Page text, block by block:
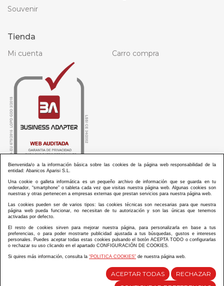
Souvenir
Tienda
Mi cuenta Carro compra
ABANICOS APARISI S.L. ha recibido por parte de La Generalitat Valenciana, la cantidad de
100.000 € en apoyo al proyecto HISOLV/2021/3933/46 del PLAN EMPRESARIAL “PLAN RESISITIR
ABANICOS APARISI S.L. ha recibido por parte de La Generalitat Valenciana, la cantidad de 7.000
€ en apoyo al proyecto CMARTE/2021/265/46 del PLAN AYUDAS DIRECTAS ARTESANIA “CMARTE”.
Diseño y desarrollo web Im3diA comunicación
Bienvenida/o a la información básica sobre las cookies de la página web responsabilidad de la
entidad: Abanicos Aparisi S.L.
Una cookie o galleta informática es un pequeño archivo de información que se guarda en tu
ordenador, “smartphone” o tableta cada vez que visitas nuestra página web. Algunas cookies son
nuestras y otras pertenecen a empresas externas que prestan servicios para nuestra página web.
Las cookies pueden ser de varios tipos: las cookies técnicas son necesarias para que nuestra
página web pueda funcionar, no necesitan de tu autorización y son las únicas que tenemos
activadas por defecto.
El resto de cookies sirven para mejorar nuestra página, para personalizarla en base a tus
preferencias, o para poder mostrarte publicidad ajustada a tus búsquedas, gustos e intereses
personales. Puedes aceptar todas estas cookies pulsando el botón ACEPTA TODO o configurarlas
o rechazar su uso clicando en el apartado CONFIGURACIÓN DE COOKIES.
Si quires más información, consulta la “POLITICA COOKIES” de nuestra página web.
ACEPTAR TODAS
RECHAZAR